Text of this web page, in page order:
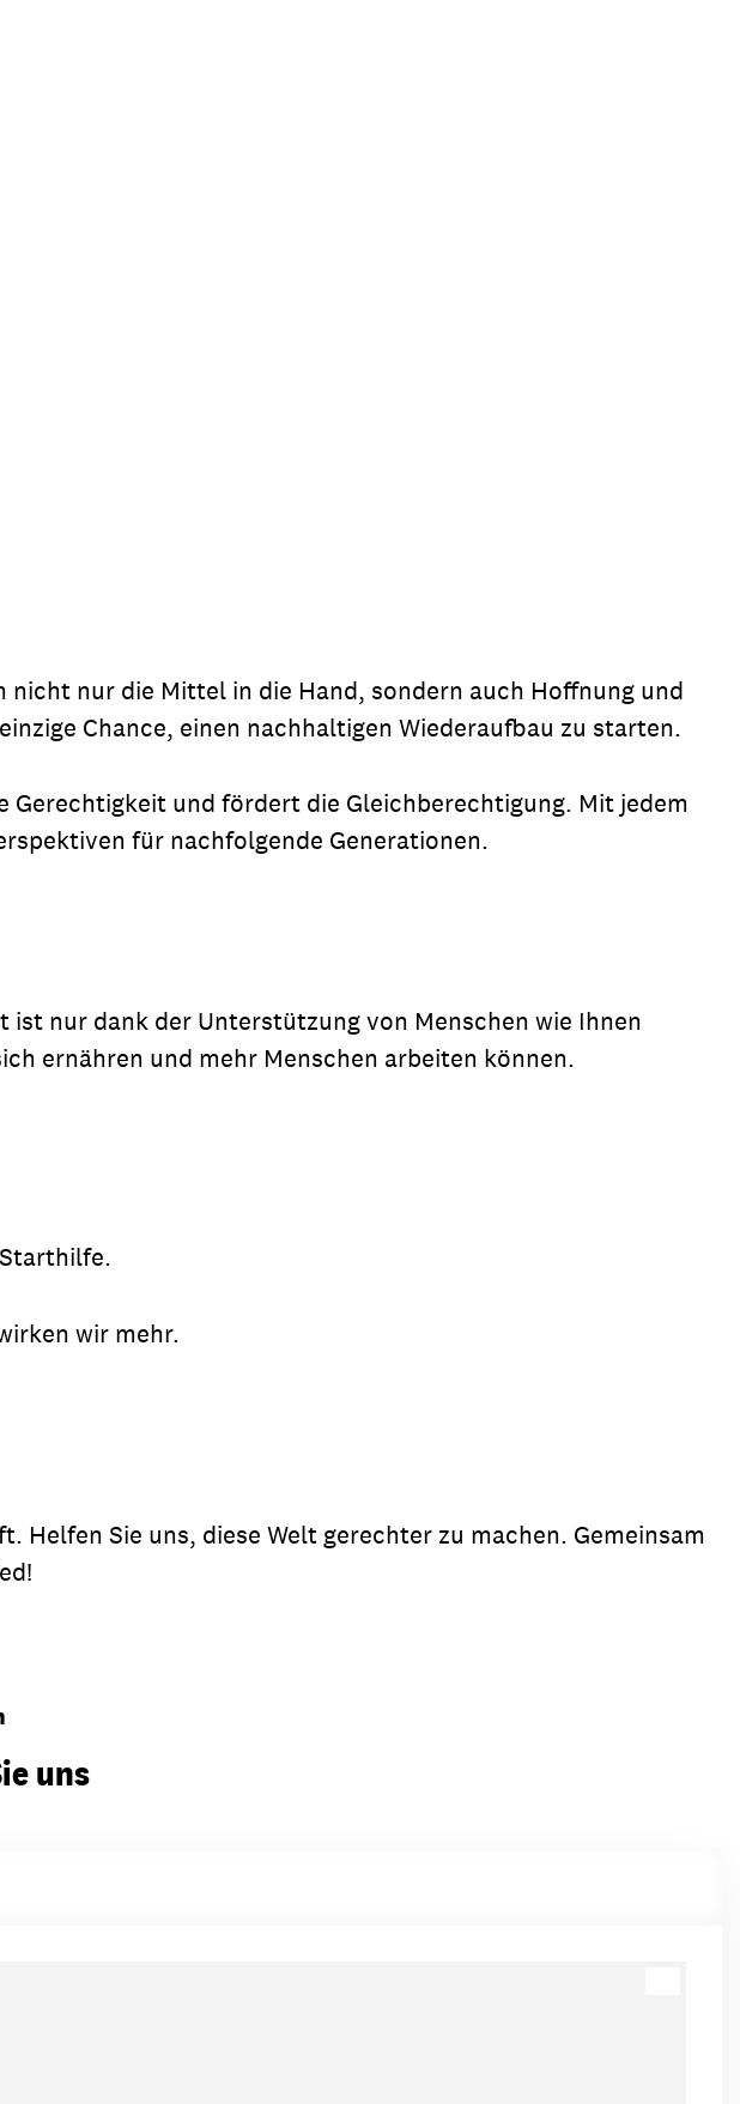
nur die Mittel in die Hand, sondern auch Hoffnung und
Chance, einen nachhaltigen Wiederaufbau zu starten.
und fördert die Gleichberechtigung. Mit jedem
für nachfolgende Generationen.
nur dank der Unterstützung von Menschen wie Ihnen
ernähren und mehr Menschen arbeiten können.
wir mehr.
Sie uns, diese Welt gerechter zu machen. Gemeinsam
uns